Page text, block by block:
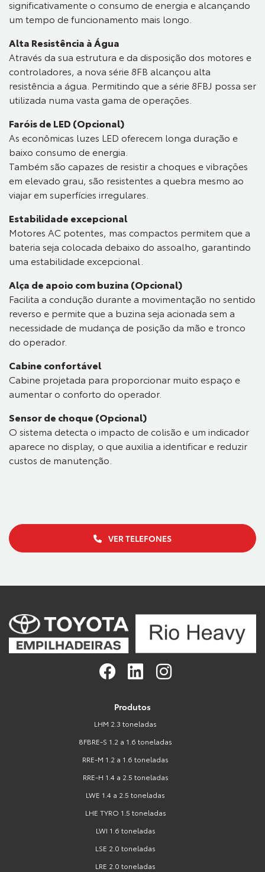
significativamente o consumo de energia e alcançando
um tempo de funcionamento mais longo.
Alta Resistência à Água
Através da sua estrutura e da disposição dos motores e
controladores, a nova série 8FB alcançou alta
resistência a água. Permitindo que a série 8FBJ possa ser
utilizada numa vasta gama de operações.
Faróis de LED (Opcional)
As econômicas luzes LED oferecem longa duração e
baixo consumo de energia.
Também são capazes de resistir a choques e vibrações
em elevado grau, são resistentes a quebra mesmo ao
viajar em superfícies irregulares.
Estabilidade excepcional
Motores AC potentes, mas compactos permitem que a
bateria seja colocada debaixo do assoalho, garantindo
uma estabilidade excepcional.
Alça de apoio com buzina (Opcional)
Facilita a condução durante a movimentação no sentido
reverso e permite que a buzina seja acionada sem a
necessidade de mudança de posição da mão e tronco
do operador.
Cabine confortável
Cabine projetada para proporcionar muito espaço e
aumentar o conforto do operador.
Sensor de choque (Opcional)
O sistema detecta o impacto de colisão e um indicador
aparece no display, o que auxilia a identificar e reduzir
custos de manutenção.
VER TELEFONES
Produtos
LHM 2.3 toneladas
8FBRE-S 1.2 a 1.6 toneladas
RRE-M 1.2 a 1.6 toneladas
RRE-H 1.4 a 2.5 toneladas
LWE 1.4 a 2.5 toneladas
LHE TYRO 1.5 toneladas
LWI 1.6 toneladas
LSE 2.0 toneladas
LRE 2.0 toneladas